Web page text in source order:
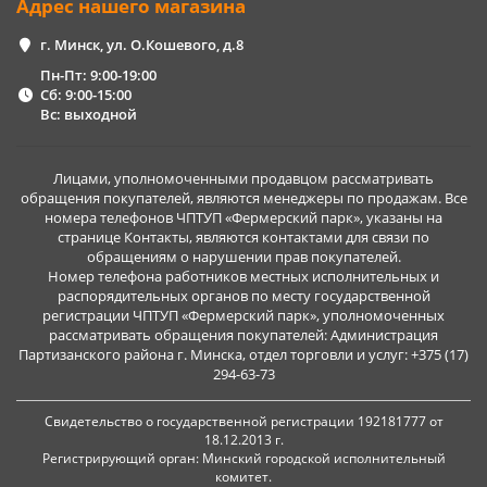
Адрес нашего магазина
г. Минск, ул. О.Кошевого, д.8
Пн-Пт: 9:00-19:00
Сб: 9:00-15:00
Вс: выходной
Лицами, уполномоченными продавцом рассматривать
обращения покупателей, являются менеджеры по продажам. Все
номера телефонов ЧПТУП «Фермерский парк», указаны на
странице Контакты, являются контактами для связи по
обращениям о нарушении прав покупателей.
Номер телефона работников местных исполнительных и
распорядительных органов по месту государственной
регистрации ЧПТУП «Фермерский парк», уполномоченных
рассматривать обращения покупателей: Администрация
Партизанского района г. Минска, отдел торговли и услуг: +375 (17)
294-63-73
Свидетельство о государственной регистрации 192181777 от
18.12.2013 г.
Регистрирующий орган: Минский городской исполнительный
комитет.